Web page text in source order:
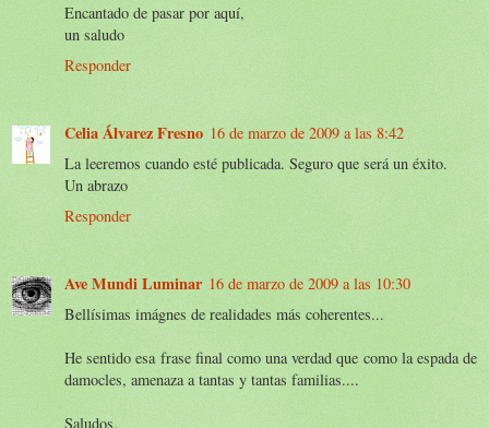
Encantado de pasar por aquí,
un saludo
Responder
Celia Álvarez Fresno 16 de marzo de 2009 a las 8:42
La leeremos cuando esté publicada. Seguro que será un éxito.
Un abrazo
Responder
Ave Mundi Luminar 16 de marzo de 2009 a las 10:30
Bellísimas imágnes de realidades más coherentes...
He sentido esa frase final como una verdad que como la espada de
damocles, amenaza a tantas y tantas familias....
Saludos.